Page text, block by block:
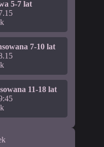
5-7 lat
7-10 lat
11-18 lat